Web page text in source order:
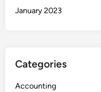
January 2023
Categories
Accounting